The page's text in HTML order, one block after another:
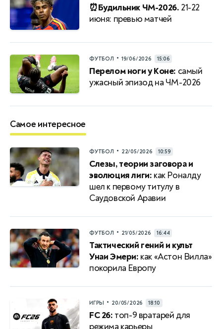
⏰Будильник ЧМ-2026. 21-22
июня: превью матчей
ФУТБОЛ • 19/06/2026 15:06
Перелом ноги у Коне: самый
ужасный эпизод на ЧМ-2026
Самое интересное
ФУТБОЛ • 22/05/2026 10:59
Слезы, теории заговора и
эволюция лиги: как Роналду
шел к первому титулу в
Саудовской Аравии
ФУТБОЛ • 21/05/2026 16:44
Тактический гений и культ
Унаи Эмери: как «Астон Вилла»
покорила Европу
ИГРЫ • 20/05/2026 18:10
FC 26: топ-9 вратарей для
режима карьеры